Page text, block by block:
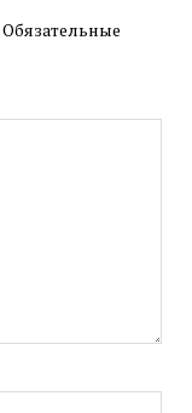
Обязательные